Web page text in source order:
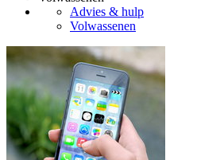
Advies & hulp
Volwassenen